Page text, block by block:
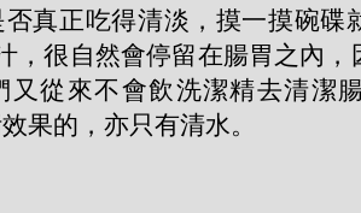
真正吃得清淡，摸一摸碗碟
，很自然會停留在腸胃之內，
又從來不會飲洗潔精去清潔
果的，亦只有清水。